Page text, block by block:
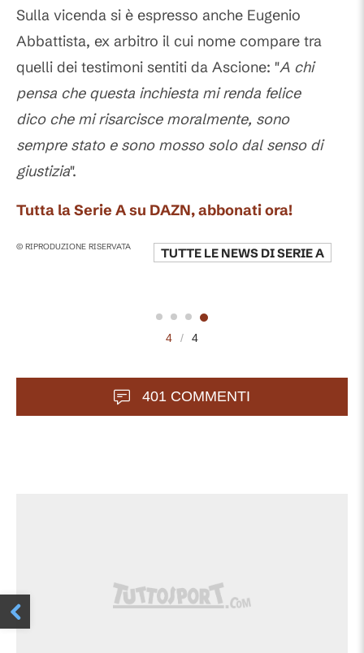
Sulla vicenda si è espresso anche Eugenio
Abbattista, ex arbitro il cui nome compare tra
quelli dei testimoni sentiti da Ascione: "A chi
pensa che questa inchiesta mi renda felice
dico che mi risarcisce moralmente, sono
sempre stato e sono mosso solo dal senso di
giustizia".
Tutta la Serie A su DAZN, abbonati ora!
© RIPRODUZIONE RISERVATA TUTTE LE NEWS DISERIE A
4 / 4
401 COMMENTI